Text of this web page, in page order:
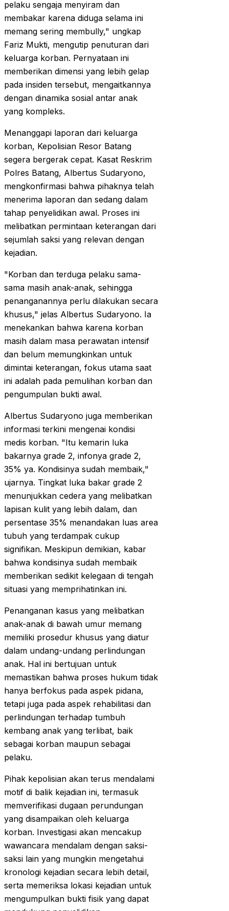
pelaku sengaja menyiram dan
membakar karena diduga selama ini
memang sering membully," ungkap
Fariz Mukti, mengutip penuturan dari
keluarga korban. Pernyataan ini
memberikan dimensi yang lebih gelap
pada insiden tersebut, mengaitkannya
dengan dinamika sosial antar anak
yang kompleks.
Menanggapi laporan dari keluarga
korban, Kepolisian Resor Batang
segera bergerak cepat. Kasat Reskrim
Polres Batang, Albertus Sudaryono,
mengkonfirmasi bahwa pihaknya telah
menerima laporan dan sedang dalam
tahap penyelidikan awal. Proses ini
melibatkan permintaan keterangan dari
sejumlah saksi yang relevan dengan
kejadian.
"Korban dan terduga pelaku sama-
sama masih anak-anak, sehingga
penanganannya perlu dilakukan secara
khusus," jelas Albertus Sudaryono. Ia
menekankan bahwa karena korban
masih dalam masa perawatan intensif
dan belum memungkinkan untuk
dimintai keterangan, fokus utama saat
ini adalah pada pemulihan korban dan
pengumpulan bukti awal.
Albertus Sudaryono juga memberikan
informasi terkini mengenai kondisi
medis korban. "Itu kemarin luka
bakarnya grade 2, infonya grade 2,
35% ya. Kondisinya sudah membaik,"
ujarnya. Tingkat luka bakar grade 2
menunjukkan cedera yang melibatkan
lapisan kulit yang lebih dalam, dan
persentase 35% menandakan luas area
tubuh yang terdampak cukup
signifikan. Meskipun demikian, kabar
bahwa kondisinya sudah membaik
memberikan sedikit kelegaan di tengah
situasi yang memprihatinkan ini.
Penanganan kasus yang melibatkan
anak-anak di bawah umur memang
memiliki prosedur khusus yang diatur
dalam undang-undang perlindungan
anak. Hal ini bertujuan untuk
memastikan bahwa proses hukum tidak
hanya berfokus pada aspek pidana,
tetapi juga pada aspek rehabilitasi dan
perlindungan terhadap tumbuh
kembang anak yang terlibat, baik
sebagai korban maupun sebagai
pelaku.
Pihak kepolisian akan terus mendalami
motif di balik kejadian ini, termasuk
memverifikasi dugaan perundungan
yang disampaikan oleh keluarga
korban. Investigasi akan mencakup
wawancara mendalam dengan saksi-
saksi lain yang mungkin mengetahui
kronologi kejadian secara lebih detail,
serta memeriksa lokasi kejadian untuk
mengumpulkan bukti fisik yang dapat